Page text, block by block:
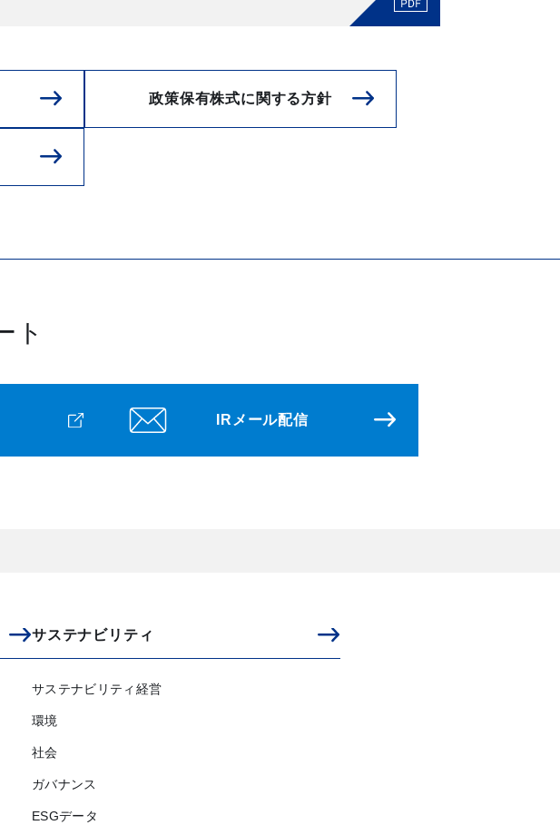
政策保有株式に関する方針
ト
IRメール配信
サステナビリティ
サステナビリティ経営
環境
社会
ガバナンス
ESGデータ